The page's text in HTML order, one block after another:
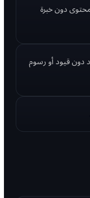
دون خبرة
دون قيود أو رسوم